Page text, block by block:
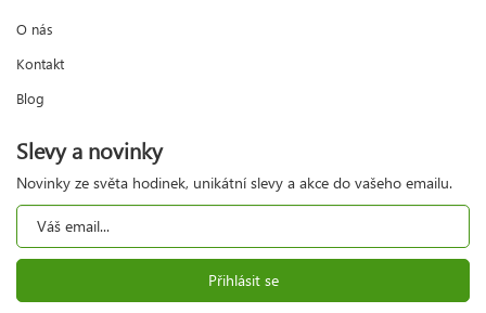
O nás
Kontakt
Blog
Slevy a novinky
Novinky ze světa hodinek, unikátní slevy a akce do vašeho emailu.
Přihlásit se